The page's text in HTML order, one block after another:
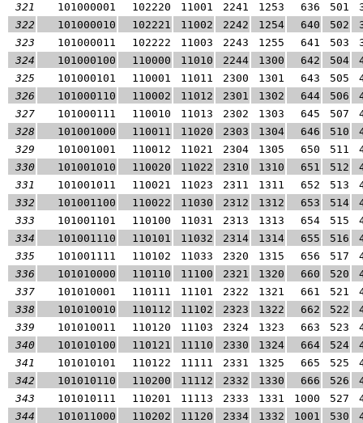
321 101000001 102220 11001 2241 1253 636 501
322
101000010 102221 11002 2242 1254 640 502
323
101000011 102222 11003 2243 1255 641 503
324
101000100 110000 11010 2244 1300 642 504
325
101000101 110001 11011 2300 1301 643 505
326
101000110 110002 11012 2301 1302 644 506
327
101000111 110010 11013 2302 1303 645 507
328
101001000 110011 11020 2303 1304 646 510
329
101001001 110012 11021 2304 1305 650 511
330
101001010 110020 11022 2310 1310 651 512
331
101001011 110021 11023 2311 1311 652 513
332
101001100 110022 11030 2312 1312 653 514
333
101001101 110100 11031 2313 1313 654 515
334
101001110 110101 11032 2314 1314 655 516
335
101001111 110102 11033 2320 1315 656 517
336
101010000 110110 11100 2321 1320 660 520
337
101010001 110111 11101 2322 1321 661 521
338
101010010 110112 11102 2323 1322 662 522
339
101010011 110120 11103 2324 1323 663 523
340
101010100 110121 11110 2330 1324 664 524
341
101010101 110122 11111 2331 1325 665 525
342
101010110 110200 11112 2332 1330 666 526
343
101010111 110201 11113 2333 1331 1000 527
344
101011000 110202 11120 2334 1332 1001 530